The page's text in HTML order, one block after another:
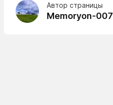
Автор страницы
Memoryon-007